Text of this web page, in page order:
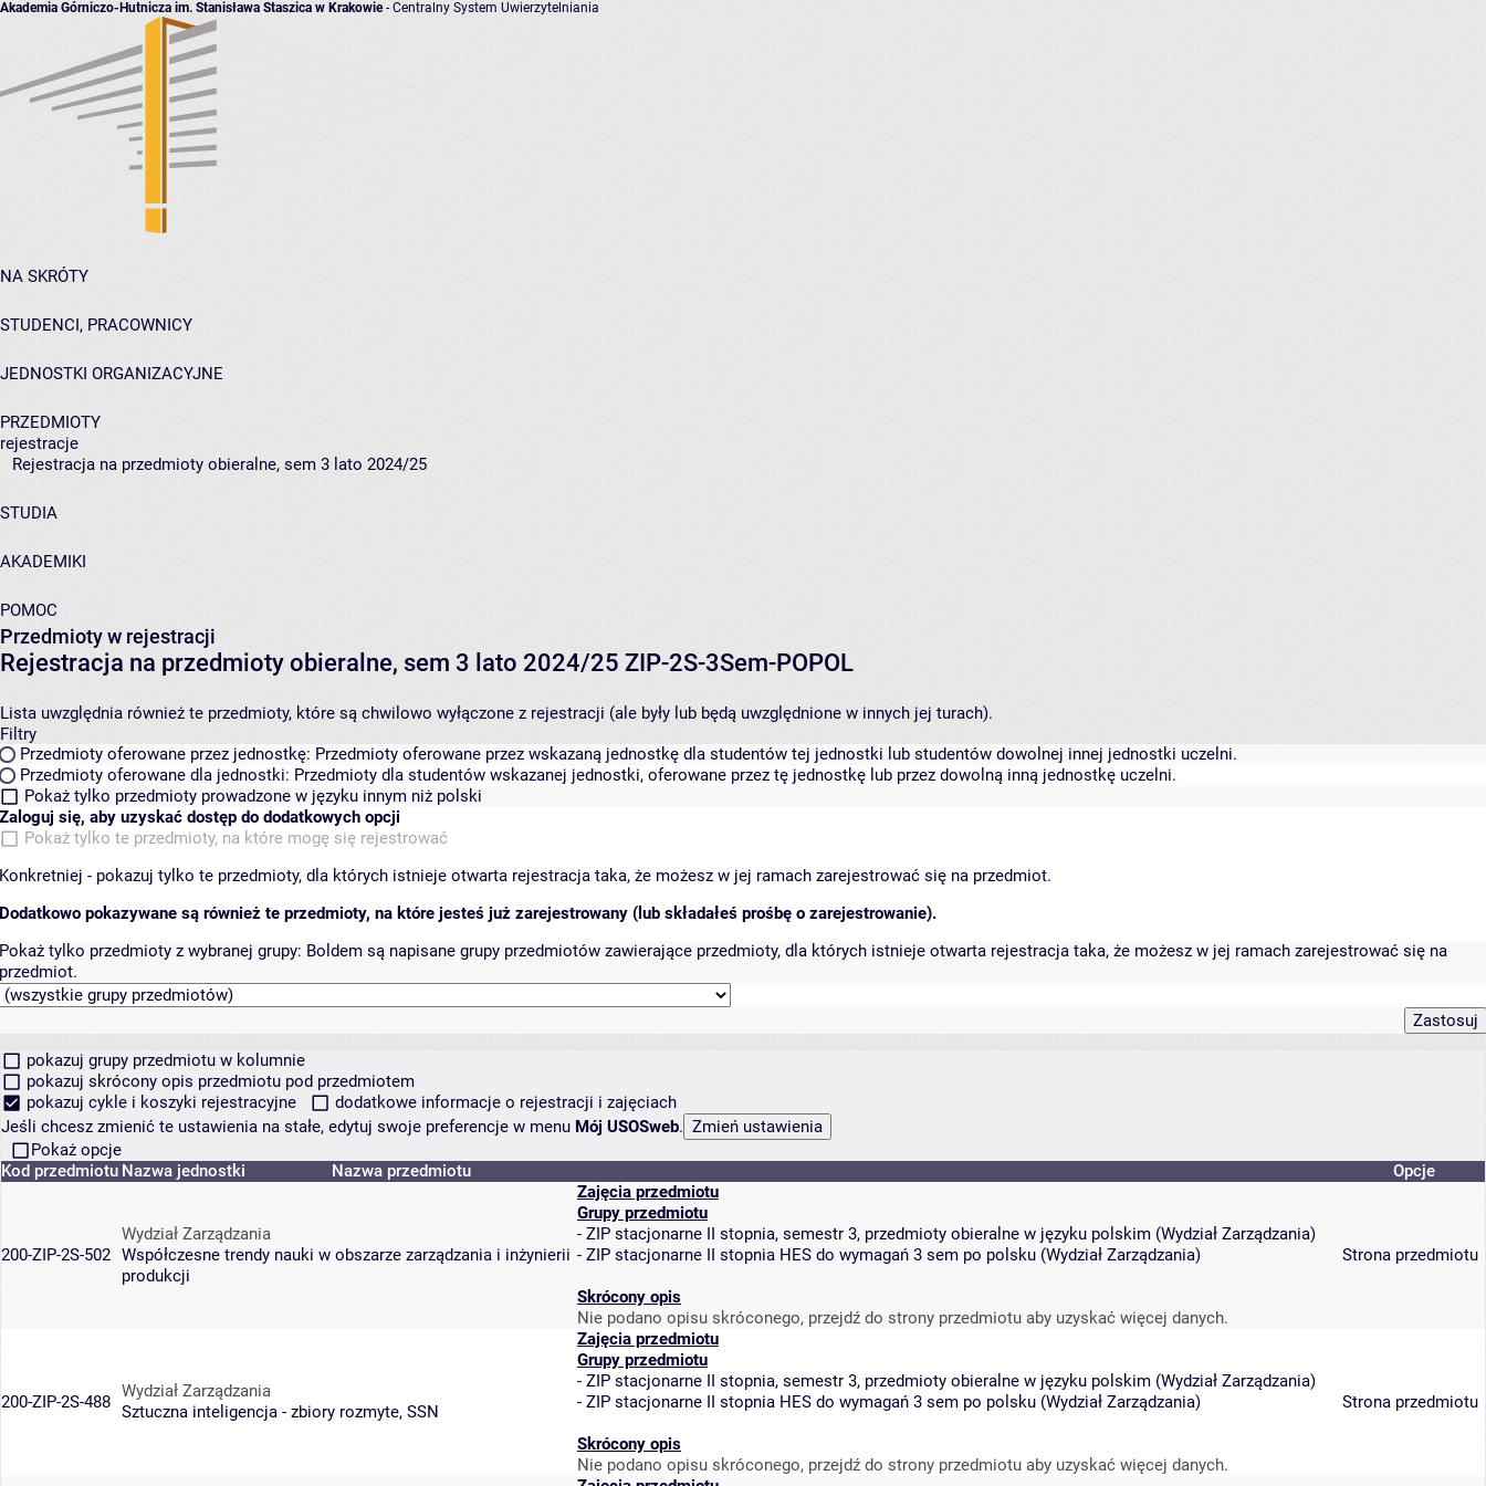
Akademia Górniczo-Hutnicza im. Stanisława Staszica w Krakowie- Centralny System Uwierzytelniania
NA SKRÓTY
STUDENCI, PRACOWNICY
JEDNOSTKI ORGANIZACYJNE
PRZEDMIOTY
rejestracje
Rejestracja na przedmioty obieralne, sem 3 lato 2024/25
STUDIA
AKADEMIKI
POMOC
Przedmioty w rejestracji
Rejestracja na przedmioty obieralne, sem 3 lato 2024/25 ZIP-2S-3Sem-POPOL
Lista uwzględnia również te przedmioty, które są chwilowo wyłączone z rejestracji (ale były lub będą uwzględnione w innych jej turach).
Filtry
Przedmioty oferowane przez jednostkę: Przedmioty oferowane przez wskazaną jednostkę dla studentów tej jednostki lub studentów dowolnej innej jednostki uczelni.
Przedmioty oferowane dla jednostki: Przedmioty dla studentów wskazanej jednostki, oferowane przez tę jednostkę lub przez dowolną inną jednostkę uczelni.
Pokaż tylko przedmioty prowadzone w języku innym niż polski
Zaloguj się, aby uzyskać dostęp do dodatkowych opcji
Pokaż tylko te przedmioty, na które mogę się rejestrować
Konkretniej - pokazuj tylko te przedmioty, dla których istnieje otwarta rejestracja taka, że możesz w jej ramach zarejestrować się na przedmiot.
Dodatkowo pokazywane są również te przedmioty, na które jesteś już zarejestrowany (lub składałeś prośbę o zarejestrowanie).
Pokaż tylko przedmioty z wybranej grupy: Boldem są napisane grupy przedmiotów zawierające przedmioty, dla których istnieje otwarta rejestracja taka, że możesz w jej ramach zarejestrować się na
przedmiot.
pokazuj grupy przedmiotu w kolumnie
pokazuj skrócony opis przedmiotu pod przedmiotem
pokazuj cykle i koszyki rejestracyjne
dodatkowe informacje o rejestracji i zajęciach
Jeśli chcesz zmienić te ustawienia na stałe, edytuj swoje preferencje w menu Mój USOSweb.
Pokaż opcje
Kod przedmiotu Nazwa jednostki Nazwa przedmiotu Opcje
200-ZIP-2S-502
Wydział Zarządzania
Współczesne trendy nauki w obszarze zarządzania i inżynierii
produkcji
Zajęcia przedmiotu
Grupy przedmiotu
- ZIP stacjonarne II stopnia, semestr 3, przedmioty obieralne w języku polskim (Wydział Zarządzania)
- ZIP stacjonarne II stopnia HES do wymagań 3 sem po polsku (Wydział Zarządzania)
Skrócony opis
Nie podano opisu skróconego, przejdź do strony przedmiotu aby uzyskać więcej danych.
Strona przedmiotu
200-ZIP-2S-488
Wydział Zarządzania
Sztuczna inteligencja - zbiory rozmyte, SSN
Zajęcia przedmiotu
Grupy przedmiotu
- ZIP stacjonarne II stopnia, semestr 3, przedmioty obieralne w języku polskim (Wydział Zarządzania)
- ZIP stacjonarne II stopnia HES do wymagań 3 sem po polsku (Wydział Zarządzania)
Skrócony opis
Nie podano opisu skróconego, przejdź do strony przedmiotu aby uzyskać więcej danych.
Strona przedmiotu